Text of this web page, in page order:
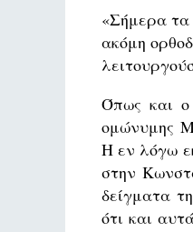
«Σήμερα τα
ακόμη
Όπως και ο
ομώνυμης
Η εν λόγω
στην
δείγματα
ότι και